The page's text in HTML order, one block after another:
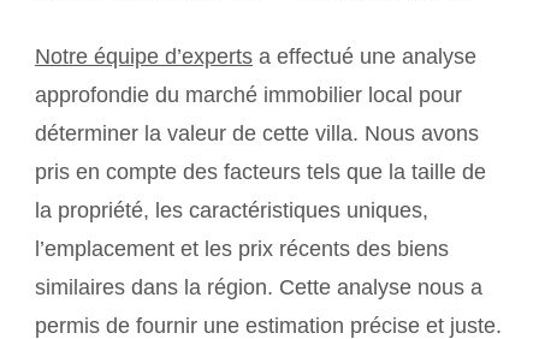
Notre équipe d’experts a effectué une analyse
approfondie du marché immobilier local pour
déterminer la valeur de cette villa. Nous avons
pris en compte des facteurs tels que la taille de
la propriété, les caractéristiques uniques,
l’emplacement et les prix récents des biens
similaires dans la région. Cette analyse nous a
permis de fournir une estimation précise et juste.